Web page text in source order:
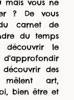
mais vous ne
? De vous
carnet de
du temps
le
des
mêlent art,
bien être et